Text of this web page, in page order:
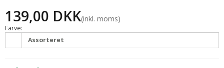
139,00 DKK(inkl. moms)
Farve:
Assorteret